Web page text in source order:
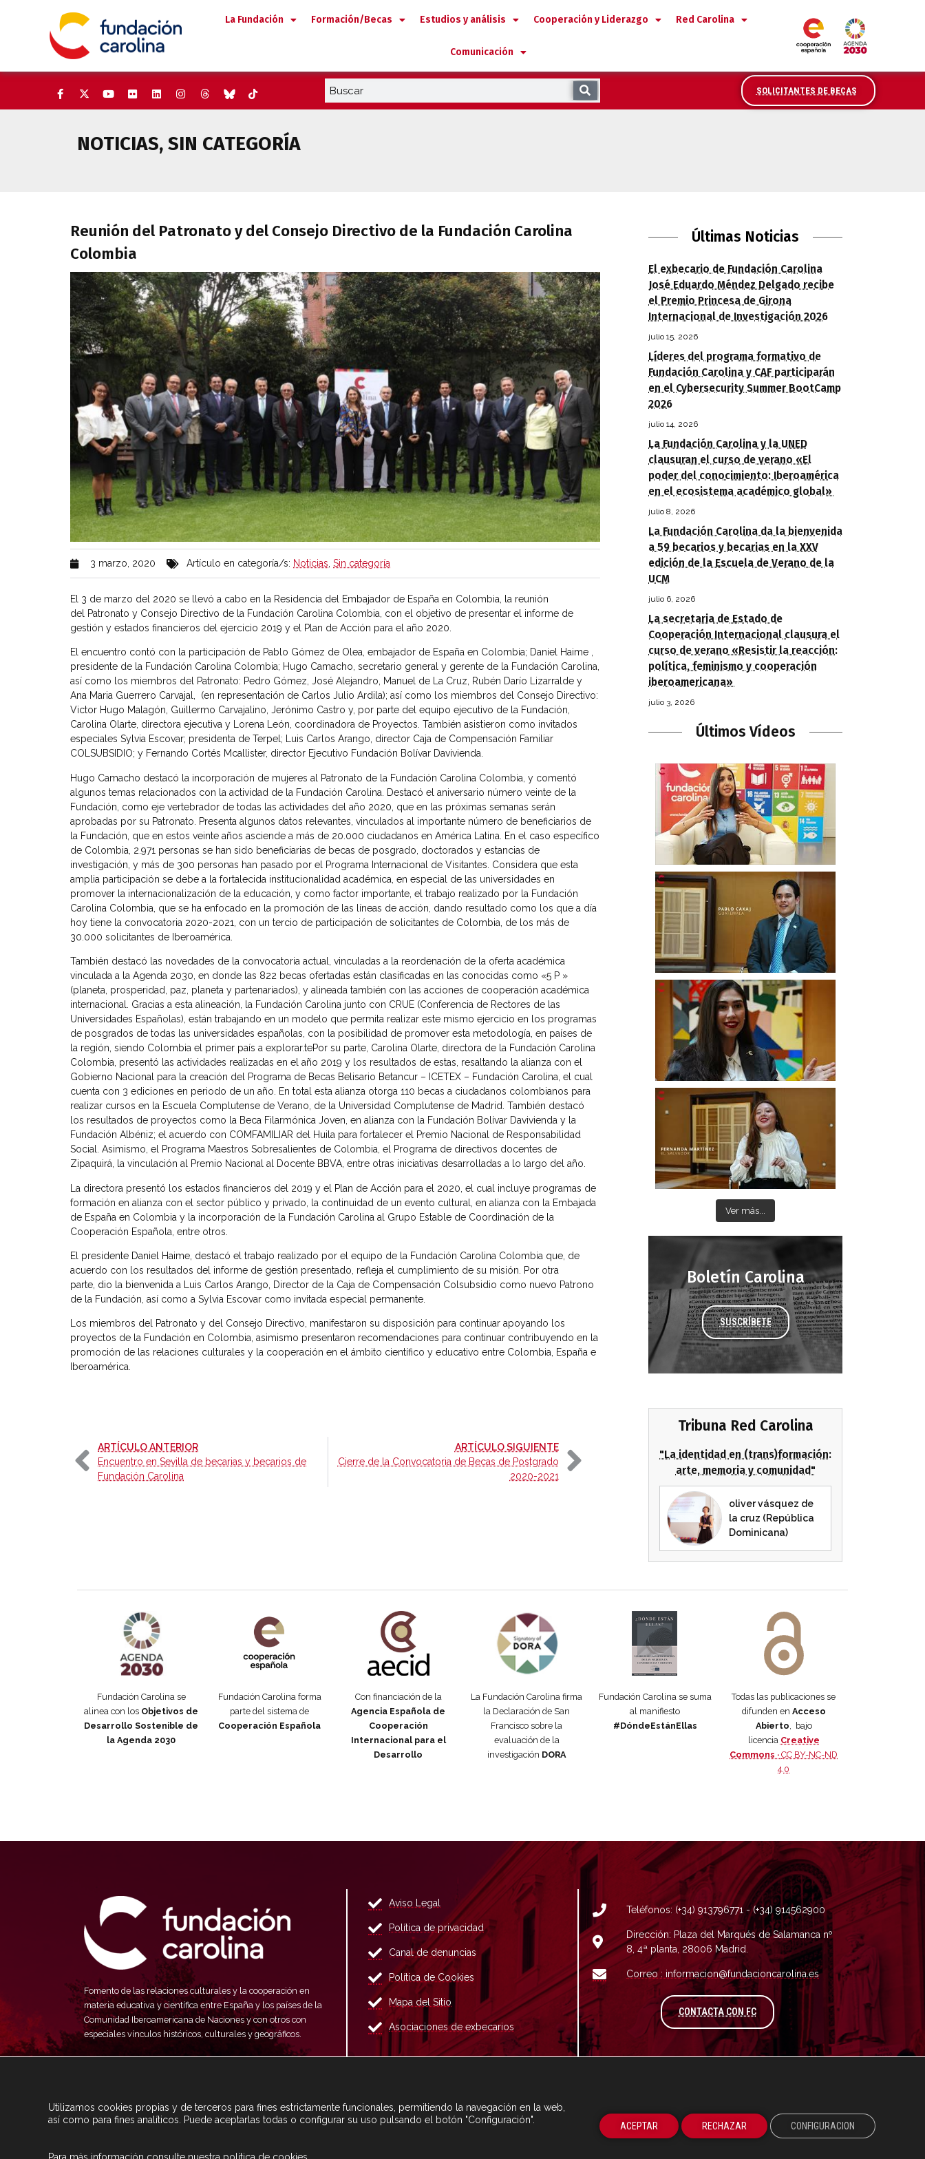
La Fundación Formación/Becas Estudios y análisis Cooperación y Liderazgo Red Carolina
Comunicación
SOLICITANTES DE BECAS
NOTICIAS, SIN CATEGORÍA
Reunión del Patronato y del Consejo Directivo de la Fundación Carolina
Colombia
3 marzo, 2020 Artículo en categoría/s: Noticias Sin categoría
El 3 de marzo del 2020 se llevó a cabo en la Residencia del Embajador de España en Colombia, la reunión
del Patronato y Consejo Directivo de la Fundación Carolina Colombia, con el objetivo de presentar el informe de
gestión y estados financieros del ejercicio 2019 y el Plan de Acción para el año 2020.
El encuentro contó con la participación de Pablo Gómez de Olea, embajador de España en Colombia; Daniel Haime ,
presidente de la Fundación Carolina Colombia; Hugo Camacho, secretario general y gerente de la Fundación Carolina,
así como los miembros del Patronato: Pedro Gómez, José Alejandro, Manuel de La Cruz, Rubén Darío Lizarralde y
Ana Maria Guerrero Carvajal, (en representación de Carlos Julio Ardila); así como los miembros del Consejo Directivo:
Victor Hugo Malagón, Guillermo Carvajalino, Jerónimo Castro y, por parte del equipo ejecutivo de la Fundación,
Carolina Olarte, directora ejecutiva y Lorena León, coordinadora de Proyectos. También asistieron como invitados
especiales Sylvia Escovar; presidenta de Terpel; Luis Carlos Arango, director Caja de Compensación Familiar
COLSUBSIDIO; y Fernando Cortés Mcallister, director Ejecutivo Fundación Bolívar Davivienda.
Hugo Camacho destacó la incorporación de mujeres al Patronato de la Fundación Carolina Colombia, y comentó
algunos temas relacionados con la actividad de la Fundación Carolina. Destacó el aniversario número veinte de la
Fundación, como eje vertebrador de todas las actividades del año 2020, que en las próximas semanas serán
aprobadas por su Patronato. Presenta algunos datos relevantes, vinculados al importante número de beneficiarios de
la Fundación, que en estos veinte años asciende a más de 20.000 ciudadanos en América Latina. En el caso específico
de Colombia, 2.971 personas se han sido beneficiarias de becas de posgrado, doctorados y estancias de
investigación, y más de 300 personas han pasado por el Programa Internacional de Visitantes. Considera que esta
amplia participación se debe a la fortalecida institucionalidad académica, en especial de las universidades en
promover la internacionalización de la educación, y como factor importante, el trabajo realizado por la Fundación
Carolina Colombia, que se ha enfocado en la promoción de las líneas de acción, dando resultado como los que a día
hoy tiene la convocatoria 2020-2021, con un tercio de participación de solicitantes de Colombia, de los más de
30.000 solicitantes de Iberoamérica.
También destacó las novedades de la convocatoria actual, vinculadas a la reordenación de la oferta académica
vinculada a la Agenda 2030, en donde las 822 becas ofertadas están clasificadas en las conocidas como «5 P »
(planeta, prosperidad, paz, planeta y partenariados), y alineada también con las acciones de cooperación académica
internacional. Gracias a esta alineación, la Fundación Carolina junto con CRUE (Conferencia de Rectores de las
Universidades Españolas), están trabajando en un modelo que permita realizar este mismo ejercicio en los programas
de posgrados de todas las universidades españolas, con la posibilidad de promover esta metodología, en países de
la región, siendo Colombia el primer país a explorar.tePor su parte, Carolina Olarte, directora de la Fundación Carolina
Colombia, presentó las actividades realizadas en el año 2019 y los resultados de estas, resaltando la alianza con el
Gobierno Nacional para la creación del Programa de Becas Belisario Betancur – ICETEX – Fundación Carolina, el cual
cuenta con 3 ediciones en periodo de un año. En total esta alianza otorga 110 becas a ciudadanos colombianos para
realizar cursos en la Escuela Complutense de Verano, de la Universidad Complutense de Madrid. También destacó
los resultados de proyectos como la Beca Filarmónica Joven, en alianza con la Fundación Bolívar Davivienda y la
Fundación Albéniz; el acuerdo con COMFAMILIAR del Huila para fortalecer el Premio Nacional de Responsabilidad
Social. Asimismo, el Programa Maestros Sobresalientes de Colombia, el Programa de directivos docentes de
Zipaquirá, la vinculación al Premio Nacional al Docente BBVA, entre otras iniciativas desarrolladas a lo largo del año.
La directora presentó los estados financieros del 2019 y el Plan de Acción para el 2020, el cual incluye programas de
formación en alianza con el sector público y privado, la continuidad de un evento cultural, en alianza con la Embajada
de España en Colombia y la incorporación de la Fundación Carolina al Grupo Estable de Coordinación de la
Cooperación Española, entre otros.
El presidente Daniel Haime, destacó el trabajo realizado por el equipo de la Fundación Carolina Colombia que, de
acuerdo con los resultados del informe de gestión presentado, refleja el cumplimiento de su misión. Por otra
parte, dio la bienvenida a Luis Carlos Arango, Director de la Caja de Compensación Colsubsidio como nuevo Patrono
de la Fundación, así como a Sylvia Escovar como invitada especial permanente.
Los miembros del Patronato y del Consejo Directivo, manifestaron su disposición para continuar apoyando los
proyectos de la Fundación en Colombia, asimismo presentaron recomendaciones para continuar contribuyendo en la
promoción de las relaciones culturales y la cooperación en el ámbito científico y educativo entre Colombia, España e
Iberoamérica.
ARTÍCULO ANTERIOR-
Encuentro en Sevilla de becarias y becarios de
Fundación Carolina
ARTÍCULO SIGUIENTE-
Cierre de la Convocatoria de Becas de Postgrado
2020-2021
Últimas Noticias
El exbecario de Fundación Carolina
José Eduardo Méndez Delgado recibe
el Premio Princesa de Girona
Internacional de Investigación 2026
julio 15, 2026
Líderes del programa formativo de
Fundación Carolina y CAF participarán
en el Cybersecurity Summer BootCamp
2026
julio 14, 2026
La Fundación Carolina y la UNED
clausuran el curso de verano «El
poder del conocimiento: Iberoamérica
en el ecosistema académico global»
julio 8, 2026
La Fundación Carolina da la bienvenida
a 59 becarios y becarias en la XXV
edición de la Escuela de Verano de la
UCM
julio 6, 2026
La secretaria de Estado de
Cooperación Internacional clausura el
curso de verano «Resistir la reacción:
política, feminismo y cooperación
iberoamericana»
julio 3, 2026
Últimos Vídeos
Ver más...
Boletín Carolina
SUSCRÍBETE
Tribuna Red Carolina
"La identidad en (trans)formación:
arte, memoria y comunidad"
oliver vásquez de
la cruz (República
Dominicana)
Fundación Carolina se
alinea con los Objetivos de
Desarrollo Sostenible de
la Agenda 2030
Fundación Carolina forma
parte del sistema de
Cooperación Española
Con financiación de la
Agencia Española de
Cooperación
Internacional para el
Desarrollo
La Fundación Carolina firma
la Declaración de San
Francisco sobre la
evaluación de la
investigación DORA
Fundación Carolina se suma
al manifiesto
#DóndeEstánEllas
Todas las publicaciones se
difunden en Acceso
Abierto , bajo
licencia Creative
Commons ·CC BY-NC-ND
4.0
Fomento de las relaciones culturales y la cooperación en
materia educativa y científica entre España y los países de la
Comunidad Iberoamericana de Naciones y con otros con
especiales vínculos históricos, culturales y geográficos.
Aviso Legal
Política de privacidad
Canal de denuncias
Política de Cookies
Mapa del Sitio
Asociaciones de exbecarios
Teléfonos: (+34) 913796771 - (+34) 914562900
Dirección: Plaza del Marqués de Salamanca nº
8, 4ª planta, 28006 Madrid.
Correo : informacion@fundacioncarolina.es
CONTACTA CON FCA TRAVÉS DEL FORMULARIO DE
Utilizamos cookies propias y de terceros para fines estrictamente funcionales, permitiendo la navegación en la web,
así como para fines analíticos. Puede aceptarlas todas o configurar su uso pulsando el botón "Configuración".
ACEPTAR RECHAZAR CONFIGURACION